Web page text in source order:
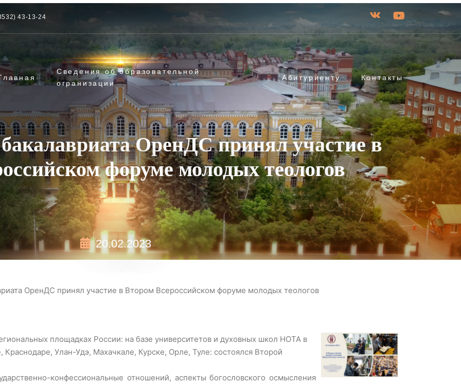
43-13-24
Сведения об образовательной
огранизации
Абитуриенту Контакты
бакалавриата ОренДС принял участие в
форуме молодых теологов
20.02.2023
ОренДС принял участие в Втором Всероссийском форуме молодых теологов
площадках России: на базе университетов и духовных школ НОТА в
Улан-Удэ, Махачкале, Курске, Орле, Туле: состоялся Второй
конфессиональные отношений, аспекты богословского осмысления